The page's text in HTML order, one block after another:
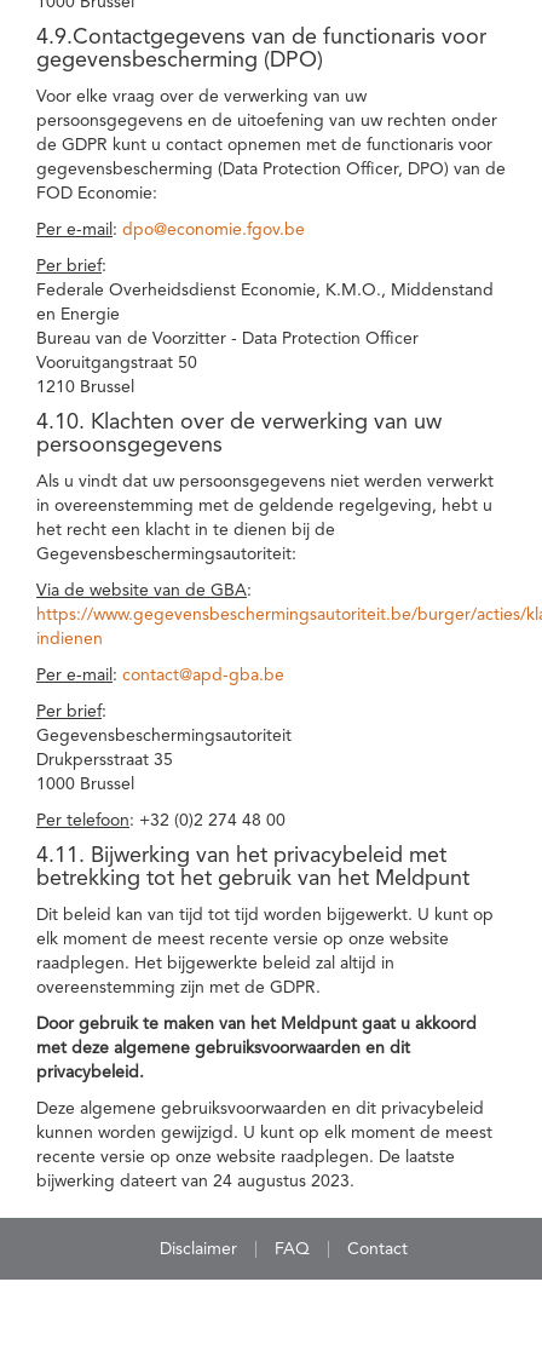
4.9.Contactgegevens van de functionaris voor
gegevensbescherming (DPO)
Voor elke vraag over de verwerking van uw
persoonsgegevens en de uitoefening van uw rechten onder
de GDPR kunt u contact opnemen met de functionaris voor
gegevensbescherming (Data Protection Officer, DPO) van de
FOD Economie:
Per e-mail : dpo@economie.fgov.be
Per brief:
Federale Overheidsdienst Economie, K.M.O., Middenstand
en Energie
Bureau van de Voorzitter - Data Protection Officer
Vooruitgangstraat 50
1210 Brussel
4.10. Klachten over de verwerking van uw
persoonsgegevens
Als u vindt dat uw persoonsgegevens niet werden verwerkt
in overeenstemming met de geldende regelgeving, hebt u
het recht een klacht in te dienen bij de
Gegevensbeschermingsautoriteit:
Via de website van de GBA:
https://www.gegevensbeschermingsautoriteit.be/burger/acties/
indienen
Per e-mail : contact@apd-gba.be
Per brief:
Gegevensbeschermingsautoriteit
Drukpersstraat 35
1000 Brussel
Per telefoon: +32 (0)2 274 48 00
4.11. Bijwerking van het privacybeleid met
betrekking tot het gebruik van het Meldpunt
Dit beleid kan van tijd tot tijd worden bijgewerkt. U kunt op
elk moment de meest recente versie op onze website
raadplegen. Het bijgewerkte beleid zal altijd in
overeenstemming zijn met de GDPR.
Door gebruik te maken van het Meldpunt gaat u akkoord
met deze algemene gebruiksvoorwaarden en dit
privacybeleid.
Deze algemene gebruiksvoorwaarden en dit privacybeleid
kunnen worden gewijzigd. U kunt op elk moment de meest
recente versie op onze website raadplegen. De laatste
bijwerking dateert van 24 augustus 2023.
Disclaimer FAQ Contact